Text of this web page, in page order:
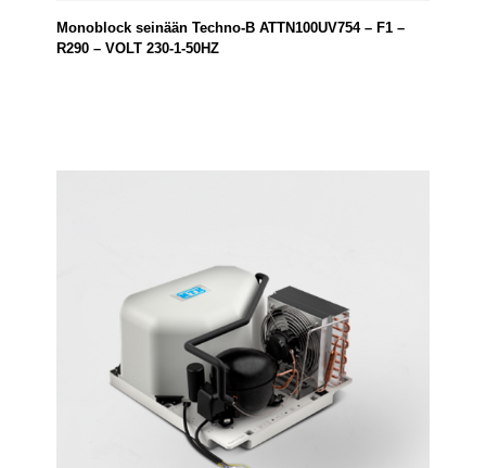
Monoblock seinään Techno-B ATTN100UV754 – F1 –
R290 – VOLT 230-1-50HZ